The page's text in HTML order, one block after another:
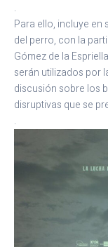
.
Para ello, incluye en
del perro, con la
Gómez de la
serán utilizados por
discusión sobre los
disruptivas que se
.